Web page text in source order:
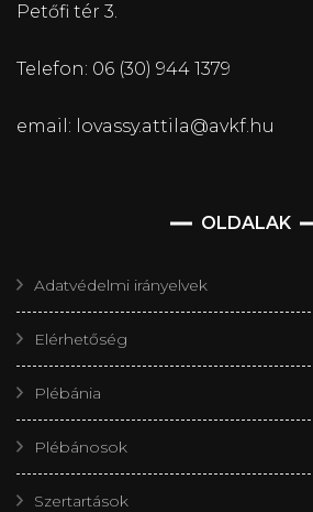
Petőfi tér 3.
Telefon: 06 (30) 944 1379
email: lovassy.attila@avkf.hu
OLDALAK
Adatvédelmi irányelvek
Elérhetőség
Plébánia
Plébánosok
Szertartások